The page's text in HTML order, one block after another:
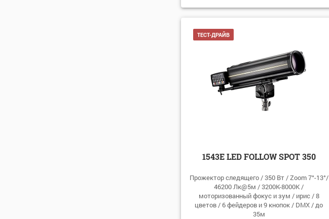
ТЕСТ-ДРАЙВ
1543E LED FOLLOW SPOT 350
Прожектор следящего / 350 Вт / Zoom 7°-13°/
46200 Лк@5м / 3200К-8000К /
моторизованный фокус и зум / ирис / 8
цветов / 6 фейдеров и 9 кнопок / DMX / до
35м